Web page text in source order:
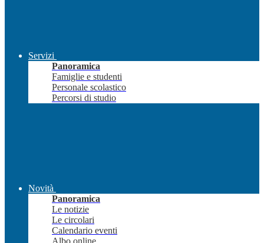
Servizi
Panoramica
Famiglie e studenti
Personale scolastico
Percorsi di studio
Novità
Panoramica
Le notizie
Le circolari
Calendario eventi